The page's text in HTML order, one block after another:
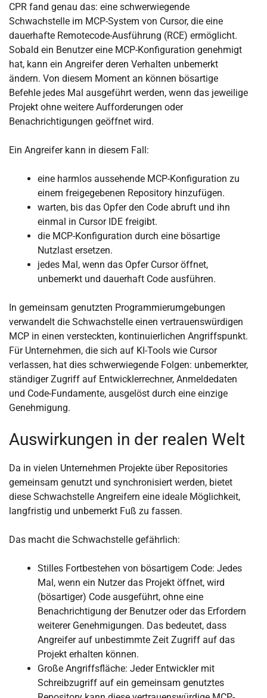
CPR fand genau das: eine schwerwiegende
Schwachstelle im MCP-System von Cursor, die eine
dauerhafte Remotecode-Ausführung (RCE) ermöglicht.
Sobald ein Benutzer eine MCP-Konfiguration genehmigt
hat, kann ein Angreifer deren Verhalten unbemerkt
ändern. Von diesem Moment an können bösartige
Befehle jedes Mal ausgeführt werden, wenn das jeweilige
Projekt ohne weitere Aufforderungen oder
Benachrichtigungen geöffnet wird.
Ein Angreifer kann in diesem Fall:
eine harmlos aussehende MCP-Konfiguration zu
einem freigegebenen Repository hinzufügen.
warten, bis das Opfer den Code abruft und ihn
einmal in Cursor IDE freigibt.
die MCP-Konfiguration durch eine bösartige
Nutzlast ersetzen.
jedes Mal, wenn das Opfer Cursor öffnet,
unbemerkt und dauerhaft Code ausführen.
In gemeinsam genutzten Programmierumgebungen
verwandelt die Schwachstelle einen vertrauenswürdigen
MCP in einen versteckten, kontinuierlichen Angriffspunkt.
Für Unternehmen, die sich auf KI-Tools wie Cursor
verlassen, hat dies schwerwiegende Folgen: unbemerkter,
ständiger Zugriff auf Entwicklerrechner, Anmeldedaten
und Code-Fundamente, ausgelöst durch eine einzige
Genehmigung.
Auswirkungen in der realen Welt
Da in vielen Unternehmen Projekte über Repositories
gemeinsam genutzt und synchronisiert werden, bietet
diese Schwachstelle Angreifern eine ideale Möglichkeit,
langfristig und unbemerkt Fuß zu fassen.
Das macht die Schwachstelle gefährlich:
Stilles Fortbestehen von bösartigem Code: Jedes
Mal, wenn ein Nutzer das Projekt öffnet, wird
(bösartiger) Code ausgeführt, ohne eine
Benachrichtigung der Benutzer oder das Erfordern
weiterer Genehmigungen. Das bedeutet, dass
Angreifer auf unbestimmte Zeit Zugriff auf das
Projekt erhalten können.
Große Angriffsfläche: Jeder Entwickler mit
Schreibzugriff auf ein gemeinsam genutztes